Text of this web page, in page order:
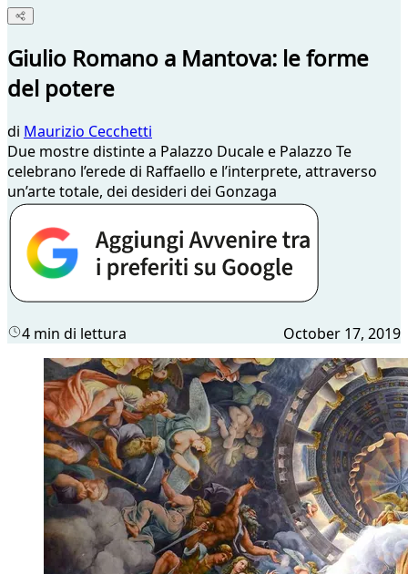
Giulio Romano a Mantova: le forme
del potere
di Maurizio Cecchetti
Due mostre distinte a Palazzo Ducale e Palazzo Te
celebrano l’erede di Raffaello e l’interprete, attraverso
un’arte totale, dei desideri dei Gonzaga
4 min di lettura October 17, 2019